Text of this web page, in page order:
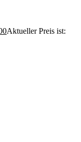
Aktueller Preis ist: